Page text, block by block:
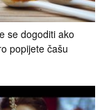
se dogoditi ako
popijete čašu